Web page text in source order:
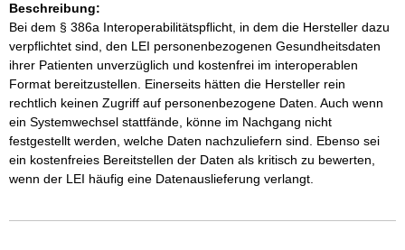
Beschreibung:
Bei dem § 386a Interoperabilitätspflicht, in dem die Hersteller dazu
verpflichtet sind, den LEI personenbezogenen Gesundheitsdaten
ihrer Patienten unverzüglich und kostenfrei im interoperablen
Format bereitzustellen. Einerseits hätten die Hersteller rein
rechtlich keinen Zugriff auf personenbezogene Daten. Auch wenn
ein Systemwechsel stattfände, könne im Nachgang nicht
festgestellt werden, welche Daten nachzuliefern sind. Ebenso sei
ein kostenfreies Bereitstellen der Daten als kritisch zu bewerten,
wenn der LEI häufig eine Datenauslieferung verlangt.